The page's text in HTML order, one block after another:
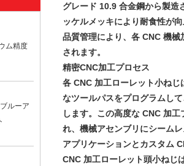
ム精度
ルーア
グレード 10.9 合金鋼から製造
ッケルメッキにより耐食性が
品質管理により、各 CNC 機
されます。
精密CNC加工プロセス
各 CNC 加工ローレット小ね
なツールパスをプログラムし
します。この高度な CNC 加
れ、機械アセンブリにシーム
アプリケーションとカスタム
CNC 加工ローレット頭小ねじ